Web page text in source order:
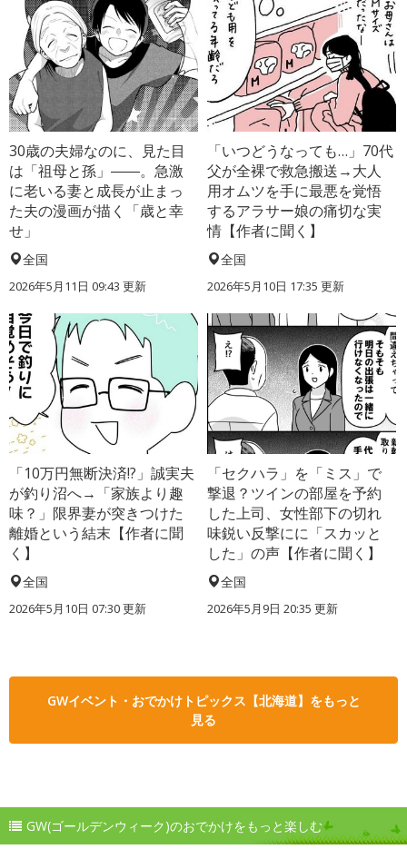
30歳の夫婦なのに、見た目
は「祖母と孫」――。急激
に老いる妻と成長が止まっ
た夫の漫画が描く「歳と幸
せ」
全国
2026年5月11日 09:43 更新
「いつどうなっても…」70代
父が全裸で救急搬送→大人
用オムツを手に最悪を覚悟
するアラサー娘の痛切な実
情【作者に聞く】
全国
2026年5月10日 17:35 更新
「10万円無断決済!?」誠実夫
が釣り沼へ→「家族より趣
味？」限界妻が突きつけた
離婚という結末【作者に聞
く】
全国
2026年5月10日 07:30 更新
「セクハラ」を「ミス」で
撃退？ツインの部屋を予約
した上司、女性部下の切れ
味鋭い反撃にに「スカッと
した」の声【作者に聞く】
全国
2026年5月9日 20:35 更新
GWイベント・おでかけトピックス【北海道】をもっと
見る
GW(ゴールデンウィーク)のおでかけをもっと楽しむ